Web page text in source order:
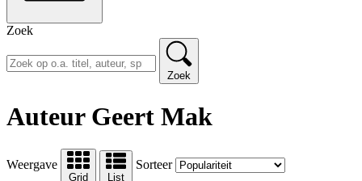
Zoek
Zoek
Auteur Geert Mak
Weergave
Grid List
Sorteer